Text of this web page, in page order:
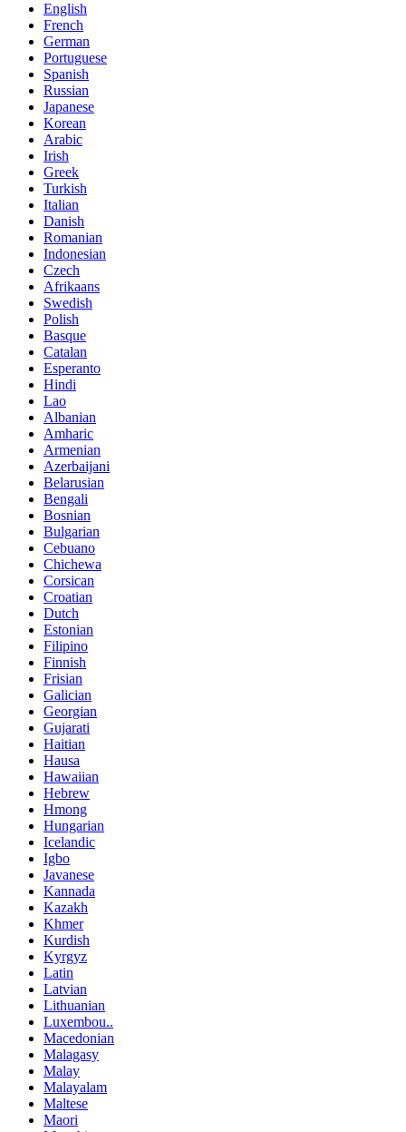
English
French
German
Portuguese
Spanish
Russian
Japanese
Korean
Arabic
Irish
Greek
Turkish
Italian
Danish
Romanian
Indonesian
Czech
Afrikaans
Swedish
Polish
Basque
Catalan
Esperanto
Hindi
Lao
Albanian
Amharic
Armenian
Azerbaijani
Belarusian
Bengali
Bosnian
Bulgarian
Cebuano
Chichewa
Corsican
Croatian
Dutch
Estonian
Filipino
Finnish
Frisian
Galician
Georgian
Gujarati
Haitian
Hausa
Hawaiian
Hebrew
Hmong
Hungarian
Icelandic
Igbo
Javanese
Kannada
Kazakh
Khmer
Kurdish
Kyrgyz
Latin
Latvian
Lithuanian
Luxembou..
Macedonian
Malagasy
Malay
Malayalam
Maltese
Maori